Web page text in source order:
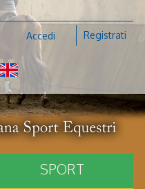
Accedi Registrati
SPORT